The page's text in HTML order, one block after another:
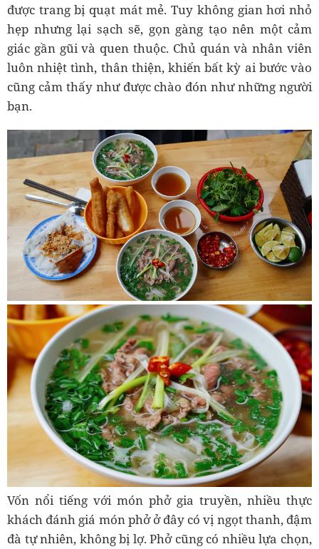
được trang bị quạt mát mẻ. Tuy không gian hơi nhỏ
hẹp nhưng lại sạch sẽ, gọn gàng tạo nên một cảm
giác gần gũi và quen thuộc. Chủ quán và nhân viên
luôn nhiệt tình, thân thiện, khiến bất kỳ ai bước vào
cũng cảm thấy như được chào đón như những người
bạn.
Vốn nổi tiếng với món phở gia truyền, nhiều thực
khách đánh giá món phở ở đây có vị ngọt thanh, đậm
đà tự nhiên, không bị lợ. Phở cũng có nhiều lựa chọn,